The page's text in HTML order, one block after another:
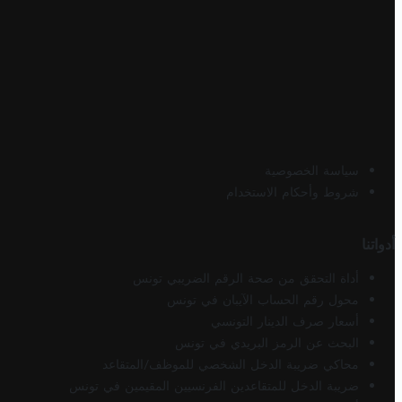
سياسة الخصوصية
شروط وأحكام الاستخدام
أدواتنا
أداة التحقق من صحة الرقم الضريبي تونس
محول رقم الحساب الآيبان في تونس
أسعار صرف الدينار التونسي
البحث عن الرمز البريدي في تونس
محاكي ضريبة الدخل الشخصي للموظف/المتقاعد
ضريبة الدخل للمتقاعدين الفرنسيين المقيمين في تونس